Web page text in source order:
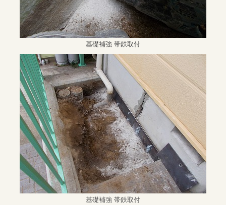
基礎補強 帯鉄取付
基礎補強 帯鉄取付